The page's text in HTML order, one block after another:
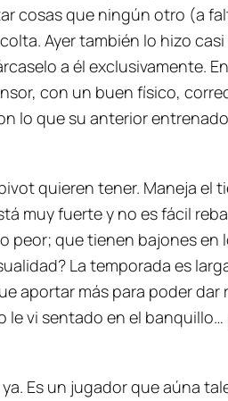
cosas que ningún otro (a
Ayer también lo hizo
a él exclusivamente.
con un buen físico,
lo que su anterior
quieren tener. Maneja
muy fuerte y no es fácil
peor; que tienen bajones
La temporada es
aportar más para poder dar
le vi sentado en el
Es un jugador que aúna